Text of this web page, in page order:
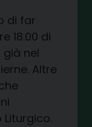
di far
18.00 di
nel
Altre